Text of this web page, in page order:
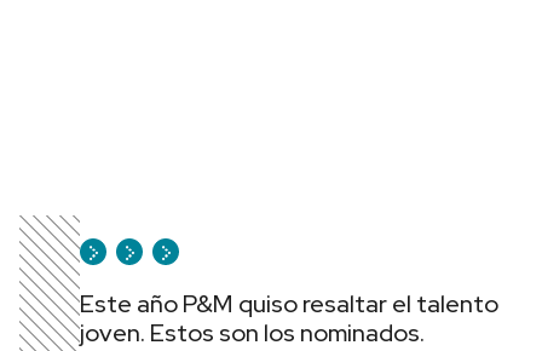
Este año P&M quiso resaltar el talento
joven. Estos son los nominados.